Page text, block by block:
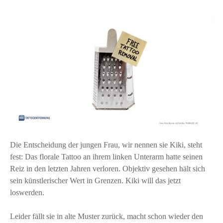
Die Entscheidung der jungen Frau, wir nennen sie Kiki, steht
fest: Das florale Tattoo an ihrem linken Unterarm hatte seinen
Reiz in den letzten Jahren verloren. Objektiv gesehen hält sich
sein künstlerischer Wert in Grenzen. Kiki will das jetzt
loswerden.
Leider fällt sie in alte Muster zurück, macht schon wieder den